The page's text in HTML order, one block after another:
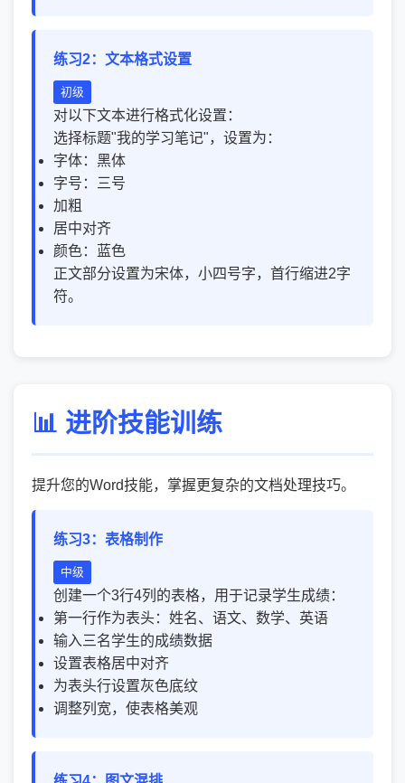
练习2：文本格式设置
初级
对以下文本进行格式化设置：
选择标题"我的学习笔记"，设置为：
字体：黑体
字号：三号
加粗
居中对齐
颜色：蓝色
正文部分设置为宋体，小四号字，首行缩进2字
符。
📊 进阶技能训练
提升您的Word技能，掌握更复杂的文档处理技巧。
练习3：表格制作
中级
创建一个3行4列的表格，用于记录学生成绩：
第一行作为表头：姓名、语文、数学、英语
输入三名学生的成绩数据
设置表格居中对齐
为表头行设置灰色底纹
调整列宽，使表格美观